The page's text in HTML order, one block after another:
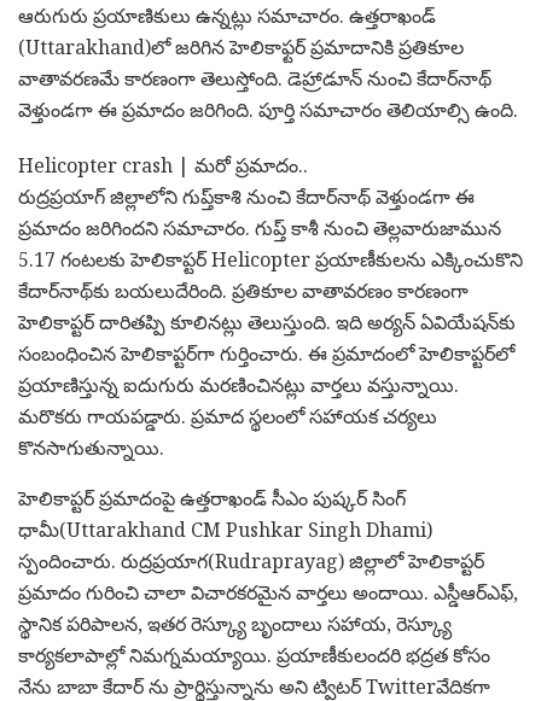
ఆరుగురు ప్రయాణికులు ఉన్నట్లు సమాచారం. ఉత్తరాఖండ్‌‌
(Uttarakhand)లో జ‌రిగిన హెలికాఫ్టర్ ప్ర‌మాదానికి ప్ర‌తికూల
వాతావరణమే కారణంగా తెలుస్తోంది. డెహ్రాడూన్‌ నుంచి కేదార్‌నాథ్‌
వెళ్తుండగా ఈ ప్రమాదం జరిగింది. పూర్తి సమాచారం తెలియాల్సి ఉంది.
Helicopter crash | మ‌రో ప్ర‌మాదం..
రుద్రప్రయాగ్ జిల్లాలోని గుప్త్‌కాశి నుంచి కేదార్‌నాథ్ వెళ్తుండగా ఈ
ప్రమాదం జరిగిందని స‌మాచారం. గుప్త్ కాశీ నుంచి తెల్లవారుజామున
5.17 గంటలకు హెలికాప్టర్‌ Helicopter ప్రయాణీకులను ఎక్కించుకొని
కేదార్‌నాథ్‌కు బయలుదేరింది. ప్రతికూల వాతావరణం కారణంగా
హెలికాప్టర్ దారితప్పి కూలినట్లు తెలుస్తుంది. ఇది అర్యన్ ఏవియేషన్​కు
సంబంధించిన హెలికాప్టర్​గా గుర్తించారు. ఈ ప్రమాదంలో హెలికాప్టర్​లో
ప్రయాణిస్తున్న ఐదుగురు మరణించినట్లు వార్తలు వస్తున్నాయి.
మరొకరు గాయపడ్డారు. ప్రమాద స్థలంలో సహాయక చర్యలు
కొనసాగుతున్నాయి.
హెలికాప్టర్ ప్రమాదంపై ఉత్తరాఖండ్ సీఎం పుష్కర్ సింగ్
ధామీ(Uttarakhand CM Pushkar Singh Dhami)
స్పందించారు. రుద్రప్రయాగ(Rudraprayag) జిల్లాలో హెలికాప్టర్
ప్రమాదం గురించి చాలా విచారకరమైన వార్తలు అందాయి. ఎస్డీఆర్ఎఫ్,
స్థానిక పరిపాలన, ఇతర రెస్క్యూ బృందాలు సహాయ, రెస్క్యూ
కార్యకలాపాల్లో నిమగ్నమయ్యాయి. ప్రయాణీకులందరి భద్రత కోసం
నేను బాబా కేదార్ ను ప్రార్థిస్తున్నాను అని ట్విటర్ Twitterవేదికగా